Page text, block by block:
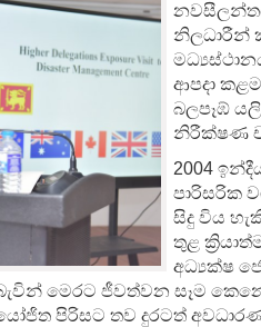
නිලධාරීන්
ආපදා
බලපෑඹ්
නිරීක්ෂණ
2004
පාරිසරික
සිදු විය
තුළ
අධ්‍යක්ෂ
මෙරට ජීවත්වන සෑම
පිරිසට තව දුරටත්